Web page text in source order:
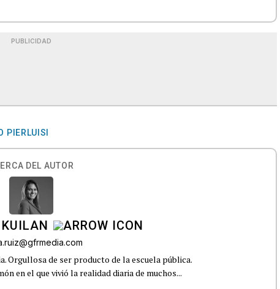
PUBLICIDAD
PIERLUISI
DEL AUTOR
Orgullosa de ser producto de la escuela pública.
en el que vivió la realidad diaria de muchos...